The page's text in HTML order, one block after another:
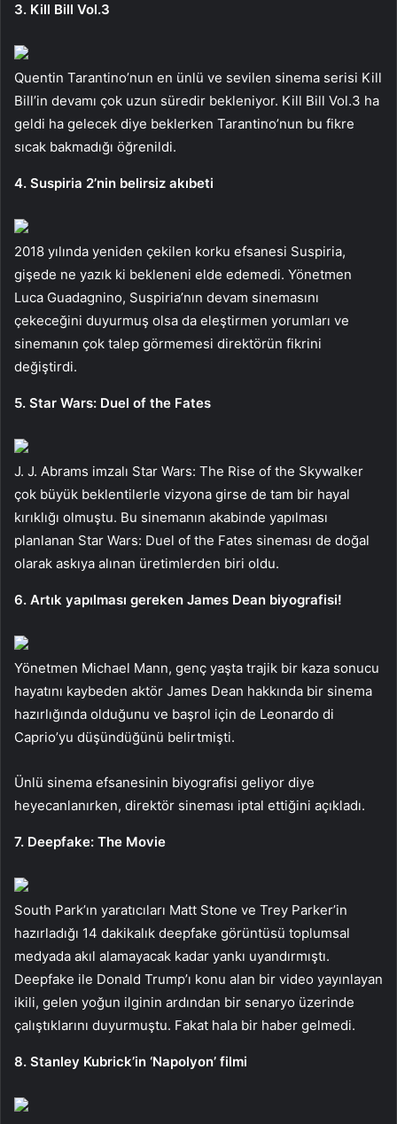
3. Kill Bill Vol.3
Quentin Tarantino’nun en ünlü ve sevilen sinema serisi Kill
Bill’in devamı çok uzun süredir bekleniyor. Kill Bill Vol.3 ha
geldi ha gelecek diye beklerken Tarantino’nun bu fikre
sıcak bakmadığı öğrenildi.
4. Suspiria 2’nin belirsiz akıbeti
2018 yılında yeniden çekilen korku efsanesi Suspiria,
gişede ne yazık ki bekleneni elde edemedi. Yönetmen
Luca Guadagnino, Suspiria’nın devam sinemasını
çekeceğini duyurmuş olsa da eleştirmen yorumları ve
sinemanın çok talep görmemesi direktörün fikrini
değiştirdi.
5. Star Wars: Duel of the Fates
J. J. Abrams imzalı Star Wars: The Rise of the Skywalker
çok büyük beklentilerle vizyona girse de tam bir hayal
kırıklığı olmuştu. Bu sinemanın akabinde yapılması
planlanan Star Wars: Duel of the Fates sineması de doğal
olarak askıya alınan üretimlerden biri oldu.
6. Artık yapılması gereken James Dean biyografisi!
Yönetmen Michael Mann, genç yaşta trajik bir kaza sonucu
hayatını kaybeden aktör James Dean hakkında bir sinema
hazırlığında olduğunu ve başrol için de Leonardo di
Caprio’yu düşündüğünü belirtmişti.
Ünlü sinema efsanesinin biyografisi geliyor diye
heyecanlanırken, direktör sineması iptal ettiğini açıkladı.
7. Deepfake: The Movie
South Park’ın yaratıcıları Matt Stone ve Trey Parker’in
hazırladığı 14 dakikalık deepfake görüntüsü toplumsal
medyada akıl alamayacak kadar yankı uyandırmıştı.
Deepfake ile Donald Trump’ı konu alan bir video yayınlayan
ikili, gelen yoğun ilginin ardından bir senaryo üzerinde
çalıştıklarını duyurmuştu. Fakat hala bir haber gelmedi.
8. Stanley Kubrick’in ‘Napolyon’ filmi